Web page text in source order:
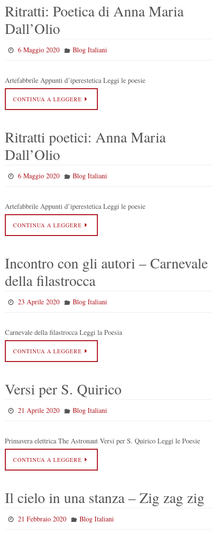
Ritratti: Poetica di Anna Maria
Dall’Olio
6 Maggio 2020 Blog Italiani
Artefabbrile Appunti d’iperestetica Leggi le poesie
CONTINUA A LEGGERE
Ritratti poetici: Anna Maria
Dall’Olio
6 Maggio 2020 Blog Italiani
Artefabbrile Appunti d’iperestetica Leggi le poesie
CONTINUA A LEGGERE
Incontro con gli autori – Carnevale
della filastrocca
23 Aprile 2020 Blog Italiani
Carnevale della filastrocca Leggi la Poesia
CONTINUA A LEGGERE
Versi per S. Quirico
21 Aprile 2020 Blog Italiani
Primavera elettrica The Astronaut Versi per S. Quirico Leggi le Poesie
CONTINUA A LEGGERE
Il cielo in una stanza – Zig zag zig
21 Febbraio 2020 Blog Italiani